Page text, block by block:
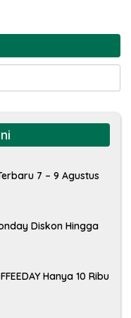
7 – 9 Agustus
Diskon Hingga
Hanya 10 Ribu